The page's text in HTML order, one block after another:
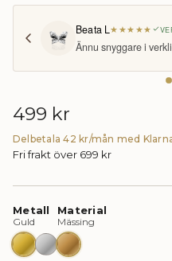
Beata L★ ★★ ★★
Ännu snyggare i
Ordinarie
pris
499 kr
Delbetala 42 kr/mån med
Fri frakt över 699 kr
GuldSilverMässing - Ej vattentåligt smycke